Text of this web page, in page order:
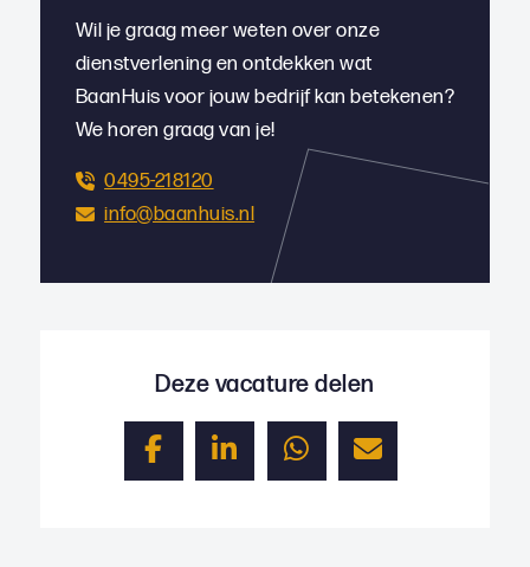
Wil je graag meer weten over onze
dienstverlening en ontdekken wat
BaanHuis voor jouw bedrijf kan betekenen?
We horen graag van je!
0495-218120
info@baanhuis.nl
Deze vacature delen